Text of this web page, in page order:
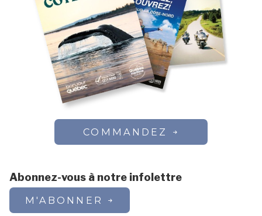
COMMANDEZ
Abonnez-vous à notre infolettre
M'ABONNER